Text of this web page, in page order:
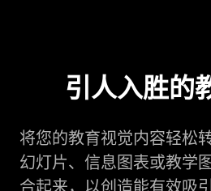
引人入胜的
将您的教育视觉内容轻松
幻灯片、信息图表或教学